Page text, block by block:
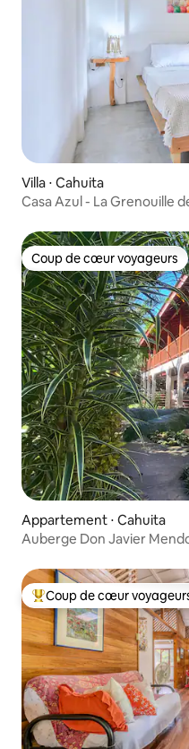
Villa ⋅ Cahuita
Casa Azul - La Grenouille
Coup de cœur voyageurs
Coup de cœur voyageurs
Appartement ⋅ Cahuita
Auberge Don Javier
Coups de cœur voyageurs
Coup de cœur